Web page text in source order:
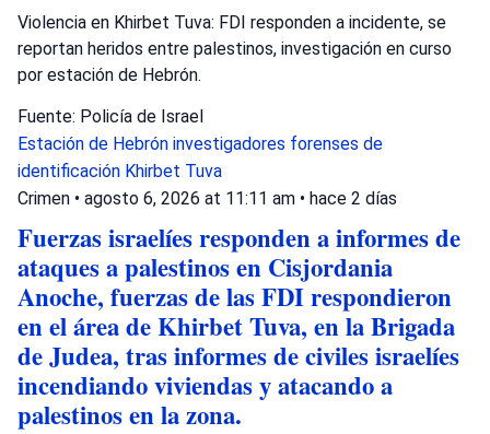
Violencia en Khirbet Tuva: FDI responden a incidente, se
reportan heridos entre palestinos, investigación en curso
por estación de Hebrón.
Fuente: Policía de Israel
Estación de Hebrón investigadores forenses de
identificación Khirbet Tuva
Crimen • agosto 6, 2026 at 11:11 am • hace 2 días
Fuerzas israelíes responden a informes de
ataques a palestinos en Cisjordania
Anoche, fuerzas de las FDI respondieron
en el área de Khirbet Tuva, en la Brigada
de Judea, tras informes de civiles israelíes
incendiando viviendas y atacando a
palestinos en la zona.